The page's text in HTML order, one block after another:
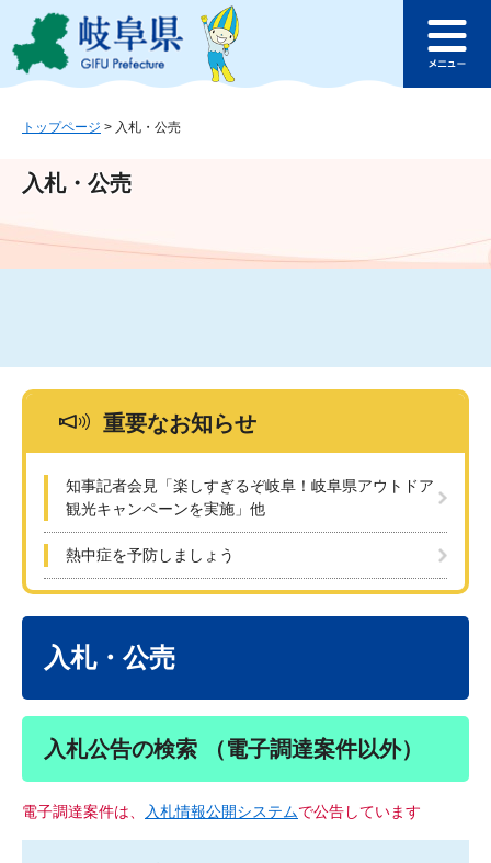
ジ
ュ
文
このページの本文へ
ュ
トップページ > 入札・公売
入札・公売
重要なお知らせ
知事記者会見「楽しすぎるぞ岐阜！岐阜県アウトドア
観光キャンペーンを実施」他
熱中症を予防しましょう
入札・公売
入札公告の検索 （電子調達案件以外）
電子調達案件は、 入札情報公開システムで公告しています